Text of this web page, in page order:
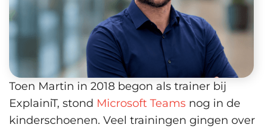
Toen Martin in 2018 begon als trainer bij
ExplainiT, stond Microsoft Teams nog in de
kinderschoenen. Veel trainingen gingen over